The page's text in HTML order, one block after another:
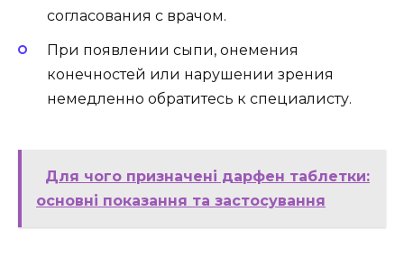
согласования с врачом.
При появлении сыпи, онемения
конечностей или нарушении зрения
немедленно обратитесь к специалисту.
Для чого призначені дарфен таблетки:
основні показання та застосування